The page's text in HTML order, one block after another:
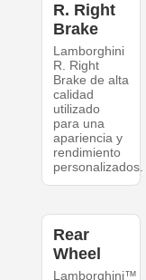
R. Right
Brake
Lamborghini
R. Right
Brake de alta
calidad
utilizado
para una
apariencia y
rendimiento
personalizados.
Rear
Wheel
Lamborghini™